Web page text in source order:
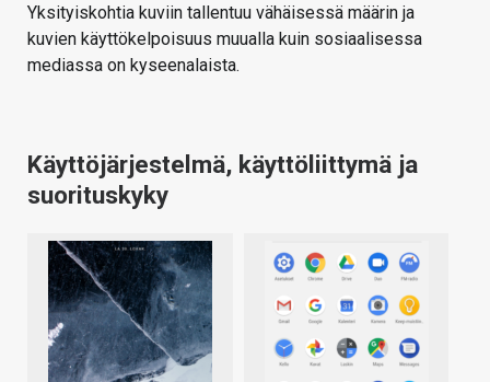
Yksityiskohtia kuviin tallentuu vähäisessä määrin ja
kuvien käyttökelpoisuus muualla kuin sosiaalisessa
mediassa on kyseenalaista.
Käyttöjärjestelmä, käyttöliittymä ja
suorituskyky